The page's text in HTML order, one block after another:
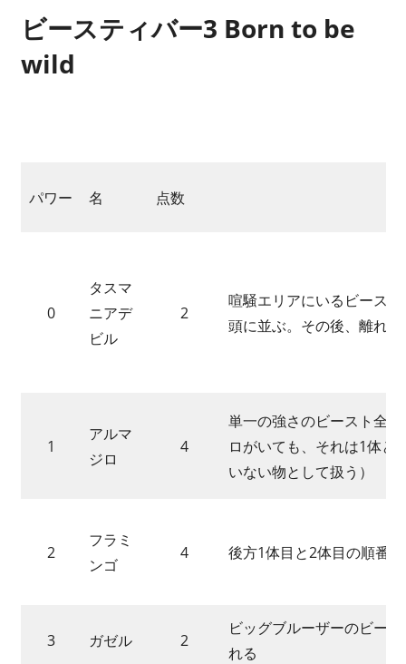
ビースティバー3 Born to be
wild
パワー 名 点数
0
タスマ
ニアデ
ビル
2
喧騒エリアにいるビース
頭に並ぶ。その後、離れ
1
アルマ
ジロ
4
単一の強さのビースト全
ロがいても、それは1体と
いない物として扱う）
2
フラミ
ンゴ
4 後方1体目と2体目の順番
3 ガゼル 2
ビッグブルーザーのビー
れる